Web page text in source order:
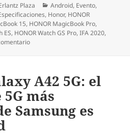
Plaza Categorías
Android, Evento,
, Honor, HONOR
15, HONOR MagicBook Pro,
ES, HONOR Watch GS Pro,IFA 2020,
en IFA 2020: HONOR Watch GS
A42 5G: el
más
Samsung es